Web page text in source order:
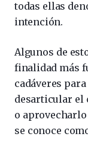
todas ellas
intención.
Algunos de
finalidad más
cadáveres
desarticular el
o
se conoce